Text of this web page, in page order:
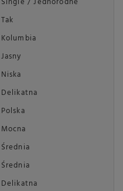
Tak
Kolumbia
Jasny
Niska
Delikatna
Polska
Mocna
Średnia
Średnia
Delikatna